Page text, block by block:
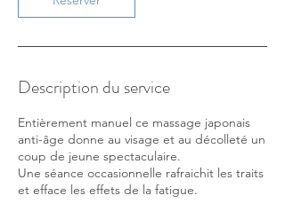
n
Description du service
Entièrement manuel ce massage japonais
anti-âge donne au visage et au décolleté un
coup de jeune spectaculaire.
Une séance occasionnelle rafraichit les traits
et efface les effets de la fatigue.